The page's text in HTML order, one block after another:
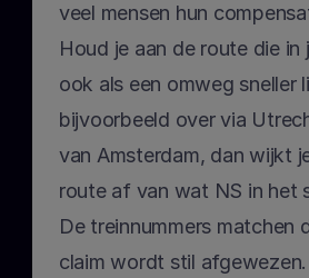
veel mensen hun
Houd je aan de route die in
ook als een omweg sneller
bijvoorbeeld over via
van Amsterdam, dan wijkt
route af van wat NS in het
De treinnummers matchen
claim wordt stil afgewezen.